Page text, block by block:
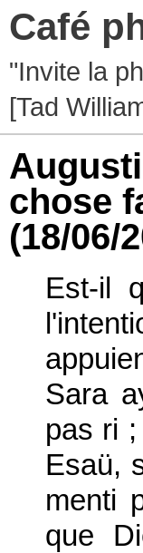
Café
"Invite la
[Tad
chose
(18/06/
Est-il
Sara
pas ri
Esaü,
menti
que